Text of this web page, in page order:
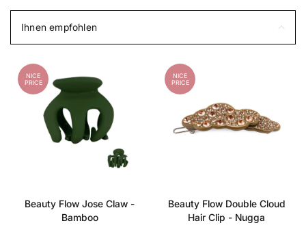
Ihnen empfohlen
NICE
PRICE
Beauty Flow Jose Claw -
Bamboo
NICE
PRICE
Beauty Flow Double Cloud
Hair Clip - Nugga